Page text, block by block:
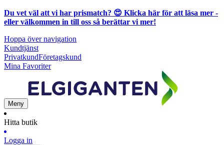
Du vet väl att vi har prismatch? 😍 Klicka här för att läsa mer -
eller välkommen in till oss så berättar vi mer!
Hoppa över navigation
Kundtjänst
PrivatkundFöretagskund
Mina Favoriter
Meny
Hitta butik
Logga in